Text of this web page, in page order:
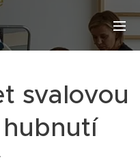
svalovou